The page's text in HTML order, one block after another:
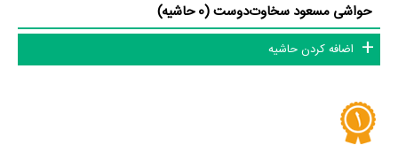
حواشی مسعود سخاوت‌دوست (0 حاشیه)
اضافه کردن حاشیه